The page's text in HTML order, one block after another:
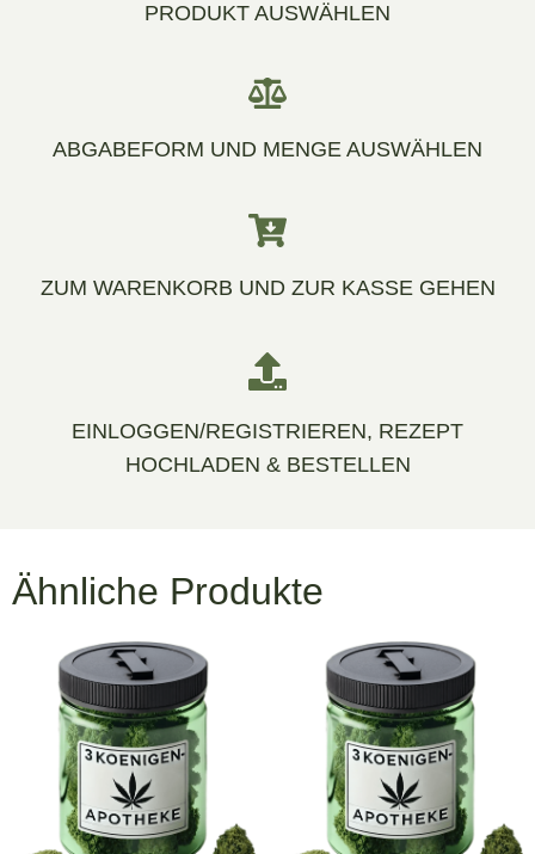
PRODUKT AUSWÄHLEN
ABGABEFORM UND MENGE AUSWÄHLEN
ZUM WARENKORB UND ZUR KASSE GEHEN
EINLOGGEN/REGISTRIEREN, REZEPT
HOCHLADEN & BESTELLEN
Ähnliche Produkte